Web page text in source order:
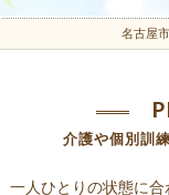
名古屋
介護や個別訓
一人ひとりの状態に